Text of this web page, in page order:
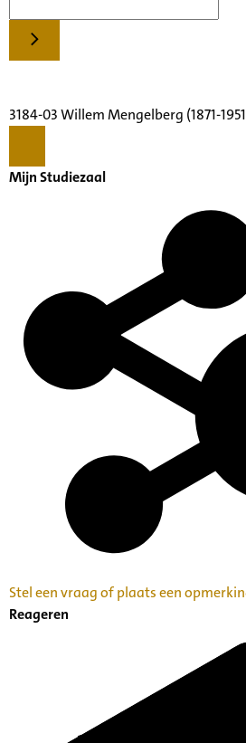
3184-03 Willem Mengelberg (1871-
Mijn Studiezaal
Stel een vraag of plaats een
Reageren